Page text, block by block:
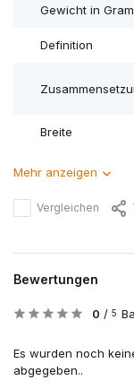
Gewicht in
Definition
Breite
Mehr anzeigen
Vergleichen
Bewertungen
0 / 5
Es wurden noch
abgegeben..